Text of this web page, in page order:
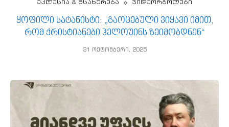
ეკლესია & მსახურება ვიდეორგოლები
ყოფილი სატანისტი: „გაოცებული ვიყავი იმით,
რომ ქრისტიანები ჰელოუინს ზეიმობდნენ“
31 ოქტომბერი, 2025